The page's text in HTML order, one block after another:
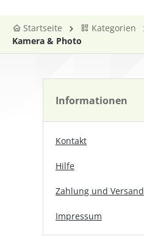
Startseite Kategorien
Kamera & Photo
Informationen
Kontakt
Hilfe
Zahlung und Versand
Impressum